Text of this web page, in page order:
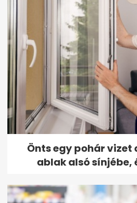
Önts egy pohár vizet
ablak alsó sínjébe,